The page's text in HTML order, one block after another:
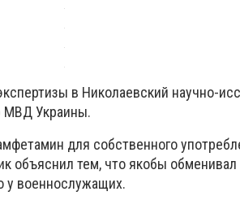
в Николаевский научно-
МВД Украины.
для собственного
объяснил тем, что якобы
у военнослужащих.